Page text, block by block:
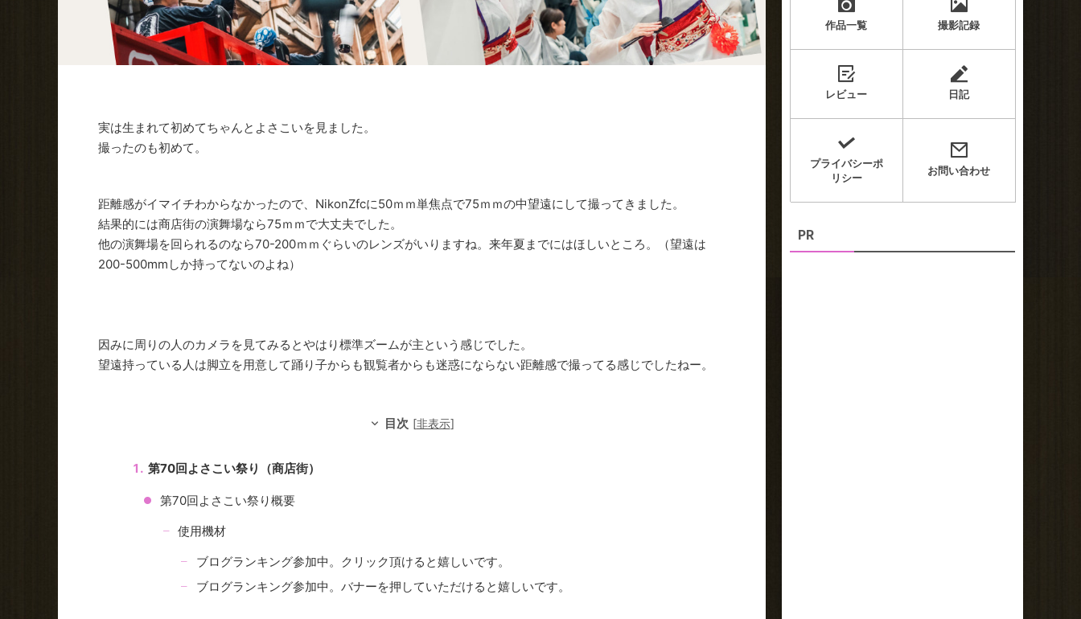
実は生まれて初めてちゃんとよさこいを見ました。
撮ったのも初めて。
距離感がイマイチわからなかったので、NikonZfcに50ｍｍ単焦点で75ｍｍの中望遠にして撮ってきました。
結果的には商店街の演舞場なら75ｍｍで大丈夫でした。
他の演舞場を回られるのなら70-200ｍｍぐらいのレンズがいりますね。来年夏までにはほしいところ。（望遠は
200-500mmしか持ってないのよね）
因みに周りの人のカメラを見てみるとやはり標準ズームが主という感じでした。
望遠持っている人は脚立を用意して踊り子からも観覧者からも迷惑にならない距離感で撮ってる感じでしたねー。
目次 [非表示]
第70回よさこい祭り（商店街）
第70回よさこい祭り概要
使用機材
ブログランキング参加中。クリック頂けると嬉しいです。
ブログランキング参加中。バナーを押していただけると嬉しいです。
作品一覧 撮影記録
レビュー 日記
プライバシーポ
リシー
お問い合わせ
PR